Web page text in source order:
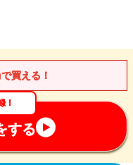
買える！
！
する